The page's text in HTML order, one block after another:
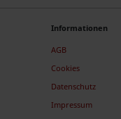
Informationen
AGB
Cookies
Datenschutz
Impressum